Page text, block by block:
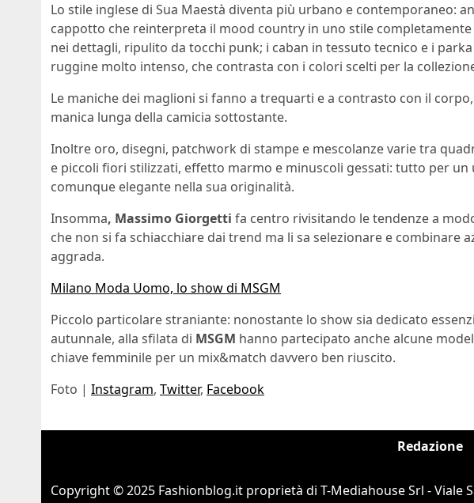
Lo stile inglese di Sua Maestà diventa più urbano e contemporaneo:
cappotto che reinterpreta il mood country in uno stile
nei dettagli, ripulito da tocchi punk; i caban in tessuto tecnico e i
ruggine molto intenso, che contrasta con i colori scelti per la
Le maniche dei maglioni si fanno a trequarti e a contrasto con il
manica lunga della camicia sottostante.
Inoltre oro, disegni, patchwork di stampe e mescolanze varie tra
e piccoli fiori stilizzati, effetto marmo e minuscoli gessati: tutto per un
comunque elegante nella sua originalità.
Insomma, Massimo Giorgetti fa centro rivisitando le tendenze a
che non si fa schiacchiare dai trend ma li sa selezionare e combinare
aggrada.
Milano Moda Uomo, lo show di MSGM
Piccolo particolare straniante: nonostante lo show sia dedicato
autunnale, alla sfilata di MSGM hanno partecipato anche alcune
chiave femminile per un mix&match davvero ben riuscito.
Foto | Instagram, Twitter, Facebook
Redazione
Copyright © 2025 Fashionblog.it proprietà di T-Mediahouse Srl - Viale